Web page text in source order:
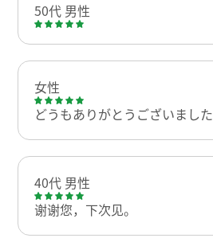
50代 男性
女性
どうもありがとうございました
40代 男性
谢谢您，下次见。